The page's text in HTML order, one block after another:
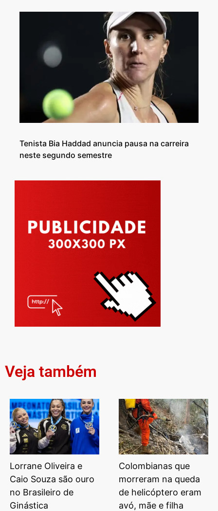
Tenista Bia Haddad anuncia pausa na carreira
neste segundo semestre
Veja também
Lorrane Oliveira e
Caio Souza são ouro
no Brasileiro de
Ginástica
Colombianas que
morreram na queda
de helicóptero eram
avó, mãe e filha